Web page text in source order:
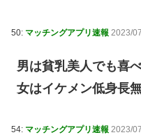
50: マッチングアプリ速報 2023/
男は貧乳美人でも喜
女はイケメン低身長
54: マッチングアプリ速報 2023/